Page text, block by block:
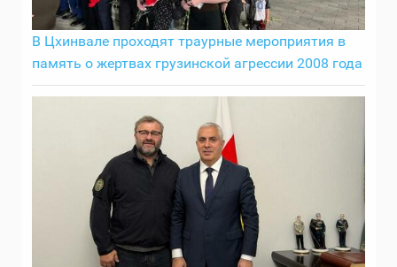
В Цхинвале проходят траурные мероприятия в
память о жертвах грузинской агрессии 2008 года